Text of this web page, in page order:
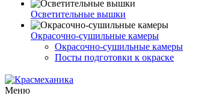
Осветительные вышки
Окрасочно-сушильные камеры
Окрасочно-сушильные камеры
Посты подготовки к окраске
Меню